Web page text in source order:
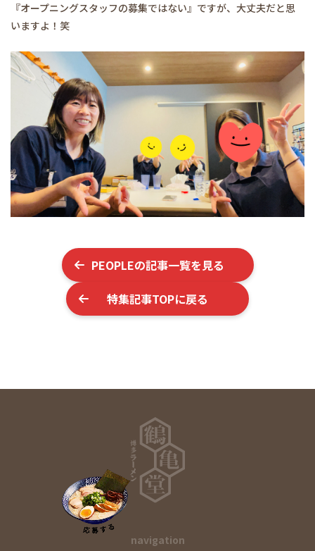
『オープニングスタッフの募集ではない』ですが、大丈夫だと思
いますよ！笑
PEOPLEの記事一覧を見る
特集記事TOPに戻る
navigation